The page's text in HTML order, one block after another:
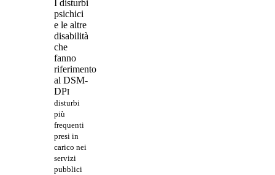
I disturbi
psichici
e le altre
disabilità
che
fanno
riferimento
al DSM-
DPI
disturbi
più
frequenti
presi in
carico nei
servizi
pubblici